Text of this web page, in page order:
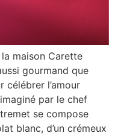
maison Carette
gourmand que
célébrer l’amour
par le chef
se compose
blanc, d’un crémeux